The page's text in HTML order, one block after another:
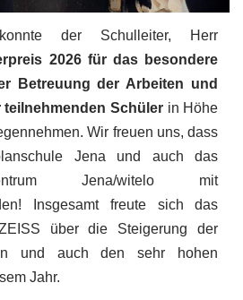
der Schulleiter, Herr
2026 für das besondere
Betreuung der Arbeiten und
Schüler in Höhe
Wir freuen uns, dass
Jena und auch das
Jena/witelo mit
Insgesamt freute sich das
über die Steigerung der
und auch den sehr hohen
Jahr.